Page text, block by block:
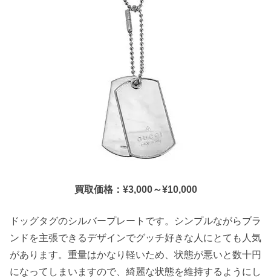
買取価格：¥3,000～¥10,000
ドッグタグのシルバープレートです。シンプルながらブラ
ンドを主張できるデザインでグッチ好きな人にとても人気
があります。重量はかなり軽いため、状態が悪いと数十円
になってしまいますので、綺麗な状態を維持するようにし